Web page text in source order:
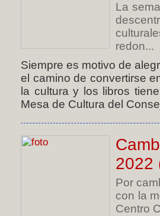
La
redon...
Siempre es motivo de
el camino de convertirse
la cultura y los libros
Mesa de Cultura del
2022
Por
con la
Centro